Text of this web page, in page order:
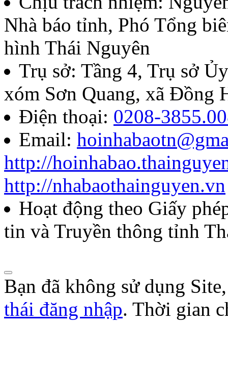
Nhà báo tỉnh, Phó Tổng
hình Thái Nguyên
Trụ sở: Tầng 4, Trụ sở
xóm Sơn Quang, xã Đồng
Điện thoại: 0208-
Email:
http://
http://nhabaothainguyen.vn
Hoạt động theo Giấy
tin và Truyền thông tỉnh
Bạn đã không sử dụng
thái đăng nhập. Thời gian